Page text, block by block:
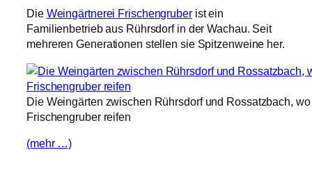
Die Weingärtnerei Frischengruberist ein
Familienbetrieb aus Rührsdorf in der Wachau. Seit
mehreren Generationen stellen sie Spitzenweine her.
Die Weingärten zwischen Rührsdorf und Rossatzbach,
Frischengruber reifen
(mehr …)